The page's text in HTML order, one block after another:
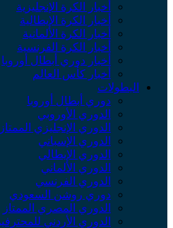
أخبار الكرة الإنجليزية
أخبار الكرة الإيطالية
أخبار الكرة الألمانية
أخبار الكرة الفرنسية
أخبار دوري أبطال أوروبا
أخبار كأس العالم
البطولات
دوري أبطال أوروبا
الدوري الأوروبي
الدوري الإنجليزي الممتاز
الدوري الإسباني
الدوري الإيطالي
الدوري الألماني
الدوري الفرنسي
دوري روشن السعودي
الدوري المصري الممتاز
الدوري الأردني